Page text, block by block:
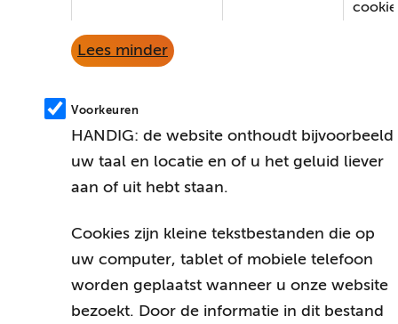
Lees minder
Voorkeuren
HANDIG: de website onthoudt bijvoorbeeld
uw taal en locatie en of u het geluid liever
aan of uit hebt staan.
Cookies zijn kleine tekstbestanden die op
uw computer, tablet of mobiele telefoon
worden geplaatst wanneer u onze website
bezoekt. Door de informatie in dit bestand